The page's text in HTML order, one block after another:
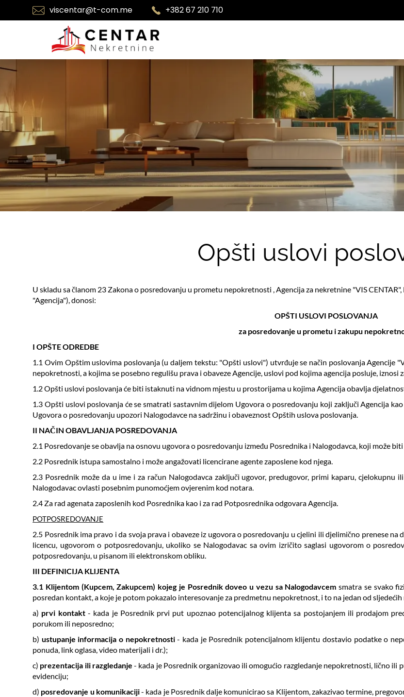
viscentar@t-com.me +382 67 210 710
Opšti uslovi
U skladu sa članom 23 Zakona o posredovanju u prometu nepokretnosti , Agencija za nekretnine "VIS
"Agencija"), donosi:
OPŠTI USLOVI POSLOVANJA
za posredovanje u prometu i zakupu
I OPŠTE ODREDBE
1.1 Ovim Opštim uslovima poslovanja (u daljem tekstu: "Opšti uslovi") utvrđuje se način poslovanja Agencije
nepokretnosti, a kojima se posebno regulišu prava i obaveze Agencije, uslovi pod kojima agencija posluje,
1.2 Opšti uslovi poslovanja će biti istaknuti na vidnom mjestu u prostorijama u kojima Agencija obavlja
1.3 Opšti uslovi poslovanja će se smatrati sastavnim dijelom Ugovora o posredovanju koji zaključi Agencija
Ugovora o posredovanju upozori Nalogodavce na sadržinu i obaveznost Opštih uslova poslovanja.
II NAČIN OBAVLJANJA POSREDOVANJA
2.1 Posredovanje se obavlja na osnovu ugovora o posredovanju između Posrednika i Nalogodavca, koji može
2.2 Posrednik istupa samostalno i može angažovati licencirane agente zaposlene kod njega.
2.3 Posrednik može da u ime i za račun Nalogodavca zaključi ugovor, predugovor, primi kaparu,
Nalogodavac ovlasti posebnim punomoćjem ovjerenim kod notara.
2.4 Za rad agenata zaposlenih kod Posrednika kao i za rad Potposrednika odgovara Agencija.
POTPOSREDOVANJE
2.5 Posrednik ima pravo i da svoja prava i obaveze iz ugovora o posredovanju u cjelini ili djelimično prenese
licencu, ugovorom o potposredovanju, ukoliko se Nalogodavac sa ovim izričito saglasi ugovorom o
potposredovanju, u pisanom ili elektronskom obliku.
III DEFINICIJA KLIJENTA
3.1 Klijentom (Kupcem, Zakupcem) kojeg je Posrednik doveo u vezu sa Nalogodavcemsmatra se svako
posredan kontakt, a koje je potom pokazalo interesovanje za predmetnu nepokretnost, i to na jedan od sljedećih
a) prvi kontakt- kada je Posrednik prvi put upoznao potencijalnog klijenta sa postojanjem ili prodajom
porukom ili neposredno;
b) ustupanje informacija o nepokretnosti- kada je Posrednik potencijalnom klijentu dostavio podatke o
ponuda, link oglasa, video materijali i dr.);
c) prezentacija ili razgledanje - kada je Posrednik organizovao ili omogućio razgledanje nepokretnosti, lično ili
evidenciju;
d) posredovanje u komunikaciji- kada je Posrednik dalje komunicirao sa Klijentom, zakazivao termine,